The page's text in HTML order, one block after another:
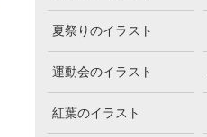
夏祭りのイラスト
運動会のイラスト
紅葉のイラスト